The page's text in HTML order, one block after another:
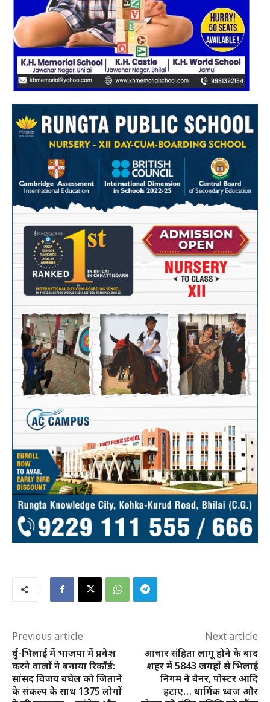
Previous article
दुर्ग-भिलाई में भाजपा में प्रवेश
करने वालों ने बनाया रिकॉर्ड:
सांसद विजय बघेल को जिताने
के संकल्प के साथ 1375 लोगों
Next article
आचार संहिता लागू होने के बाद
शहर में 5843 जगहों से भिलाई
निगम ने बैनर, पोस्टर आदि
हटाए… धार्मिक ध्वज और